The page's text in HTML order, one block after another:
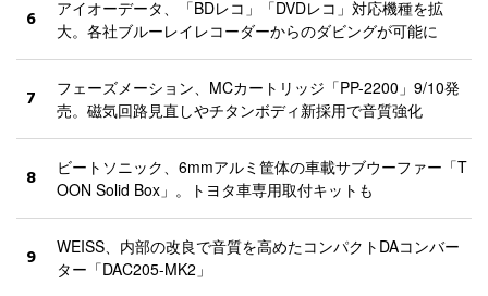
6
アイオーデータ、「BDレコ」「DVDレコ」対応機種を拡
大。各社ブルーレイレコーダーからのダビングが可能に
7
フェーズメーション、MCカートリッジ「PP-2200」9/10発
売。磁気回路見直しやチタンボディ新採用で音質強化
8
ビートソニック、6mmアルミ筐体の車載サブウーファー「T
OON Solid Box」。トヨタ車専用取付キットも
9
WEISS、内部の改良で音質を高めたコンパクトDAコンバー
ター「DAC205-MK2」